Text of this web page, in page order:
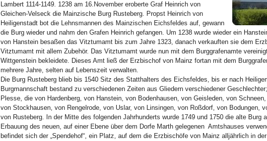
Lambert 1114-1149. 1238 am 16.November eroberte Graf Heinrich von
Gleichen-Velseck die Mainzische Burg Rusteberg. Propst Heinrich von
Heiligenstadt bot die Lehnsmannen des Mainzischen Eichsfeldes auf, gewann
die Burg wieder und nahm den Grafen Heinrich gefangen. Um 1238 wurde wieder ein
von Hanstein besaßen das Vitztumamt bis zum Jahre 1323, danach verkauften sie dem
Vitztumamt mit allem Zubehör. Das Vitztumamt wurde nun mit dem Burggrafenamte
Wittgenstein bekleidete. Dieses Amt ließ der Erzbischof von Mainz fortan mit dem
mehrere Jahre, selten auf Lebenszeit verwalten.
Die Burg Rusteberg blieb bis 1540 Sitz des Statthalters des Eichsfeldes, bis er nach
Burgmannschaft bestand zu verschiedenen Zeiten aus Gliedern verschiedener
Plesse, die von Hardenberg, von Hanstein, von Bodenhausen, von Geisleden, von
von Stockhausen, von Rengelrode, von Uslar, von Linsingen, von Roßdorf, von Bodungen,
von Rusteberg. In der Mitte des folgenden Jahrhunderts wurde 1749 und 1750 die alte Burg
Erbauung des neuen, auf einer Ebene über dem Dorfe Marth gelegenen Amtshauses
befindet sich der „Spendehof“, ein Platz, auf dem die Erzbischöfe von Mainz alljährlich in